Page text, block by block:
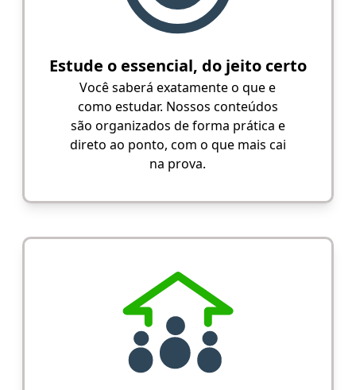
Estude o essencial, do jeito certo
Você saberá exatamente o que e
como estudar. Nossos conteúdos
são organizados de forma prática e
direto ao ponto, com o que mais cai
na prova.